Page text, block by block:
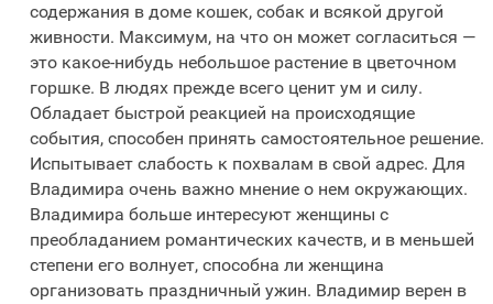
содержания в доме кошек, собак и всякой другой
живности. Максимум, на что он может согласиться —
это какое-нибудь небольшое растение в цветочном
горшке. В людях прежде всего ценит ум и силу.
Обладает быстрой реакцией на происходящие
события, способен принять самостоятельное решение.
Испытывает слабость к похвалам в свой адрес. Для
Владимира очень важно мнение о нем окружающих.
Владимира больше интересуют женщины с
преобладанием романтических качеств, и в меньшей
степени его волнует, способна ли женщина
организовать праздничный ужин. Владимир верен в